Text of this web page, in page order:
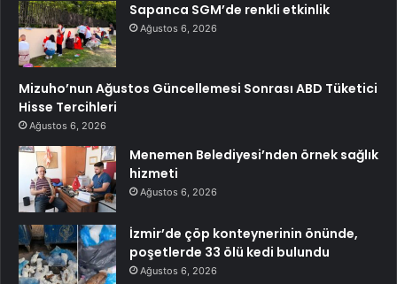
Sapanca SGM’de renkli etkinlik
Ağustos 6, 2026
Mizuho’nun Ağustos Güncellemesi Sonrası ABD Tüketici
Hisse Tercihleri
Ağustos 6, 2026
Menemen Belediyesi’nden örnek sağlık
hizmeti
Ağustos 6, 2026
İzmir’de çöp konteynerinin önünde,
poşetlerde 33 ölü kedi bulundu
Ağustos 6, 2026